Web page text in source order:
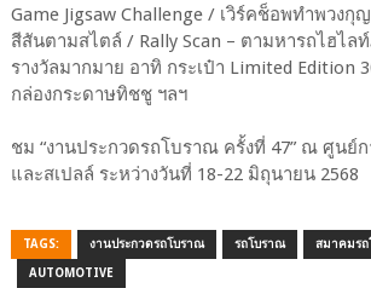
Game Jigsaw Challenge / เวิร์คช็อพทำพวงกุ
สีสันตามสไตล์ / Rally Scan – ตามหารถไฮไล
รางวัลมากมาย อาทิ กระเป๋า Limited Edition
กล่องกระดาษทิชชู ฯลฯ
ชม “งานประกวดรถโบราณ ครั้งที่ 47” ณ ศูนย์
และสเปลล์ ระหว่างวันที่ 18-22 มิถุนายน 2568
TAGS: งานประกวดรถโบราณ รถโบราณ สมาคมรถ
AUTOMOTIVE